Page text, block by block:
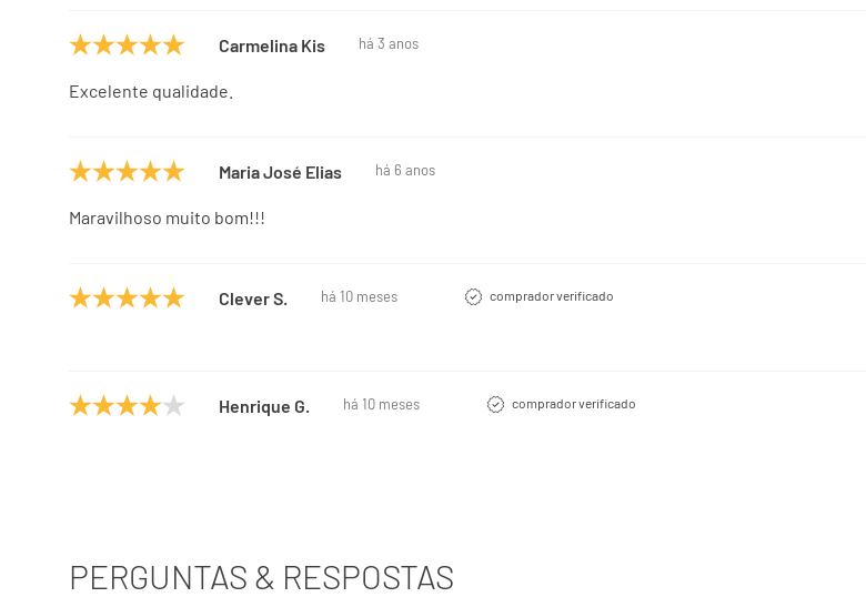
Carmelina Kis há 3 anos
Excelente qualidade.
Maria José Elias há 6 anos
Maravilhoso muito bom!!!
Clever S. há 10 meses comprador verificado
Henrique G. há 10 meses comprador verificado
PERGUNTAS & RESPOSTAS